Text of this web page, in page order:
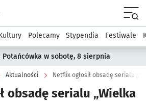
podserwis: Kultura
Polecamy Stypendia Festiwale
Potańcówka w sobotę, 8 sierpnia
Aktualności Netflix ogłosił obsadę serialu
obsadę serialu „Wielka